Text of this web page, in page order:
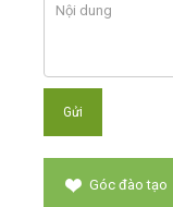
Góc đào tạo